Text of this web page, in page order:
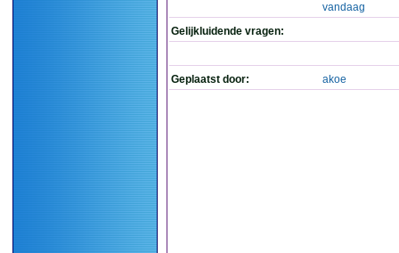
vandaag
Gelijkluidende vragen:
Geplaatst door: akoe